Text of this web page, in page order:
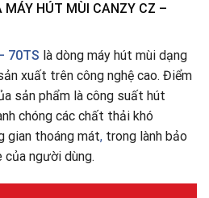
HÚT MÙI CANZY CZ –
70TS là dòng máy hút mùi dạng
xuất trên công nghệ cao. Điểm
sản phẩm là công suất hút
chóng các chất thải khó
gian thoáng mát, trong lành bảo
người dùng.